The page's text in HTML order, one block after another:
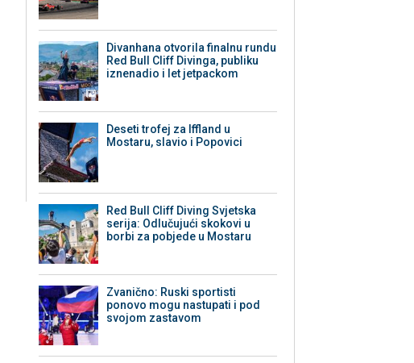
Divanhana otvorila finalnu rundu
Red Bull Cliff Divinga, publiku
iznenadio i let jetpackom
Deseti trofej za Iffland u
Mostaru, slavio i Popovici
Red Bull Cliff Diving Svjetska
serija: Odlučujući skokovi u
borbi za pobjede u Mostaru
Zvanično: Ruski sportisti
ponovo mogu nastupati i pod
svojom zastavom